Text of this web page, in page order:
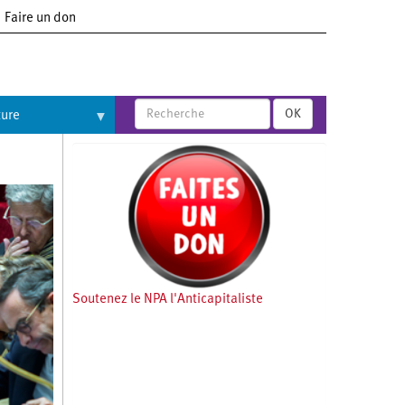
Faire un don
OK
Soutenez le NPA l'Anticapitaliste